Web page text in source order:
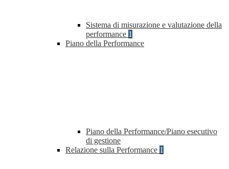
Sistema di misurazione e valutazione della
performance 1
Piano della Performance
Piano della Performance/Piano esecutivo
di gestione
Relazione sulla Performance 1